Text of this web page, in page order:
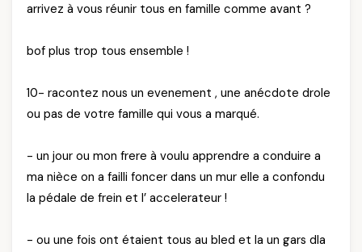
arrivez à vous réunir tous en famille comme avant ?
bof plus trop tous ensemble !
10- racontez nous un evenement , une anécdote drole
ou pas de votre famille qui vous a marqué.
- un jour ou mon frere à voulu apprendre a conduire a
ma nièce on a failli foncer dans un mur elle a confondu
la pédale de frein et l’ accelerateur !
- ou une fois ont étaient tous au bled et la un gars dla